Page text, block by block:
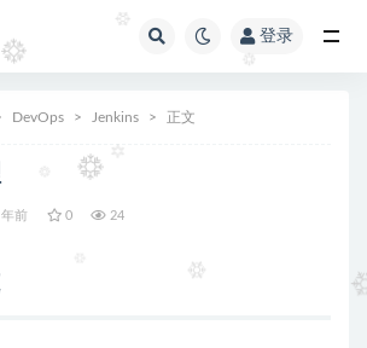
登录
DevOps Jenkins 正文
前 0 24